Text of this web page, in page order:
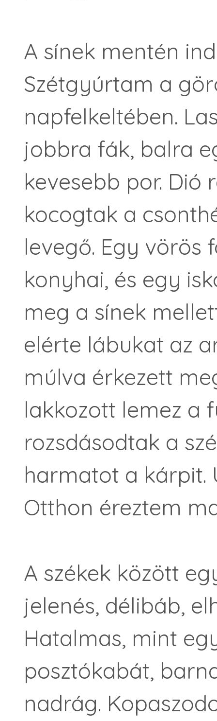
A sínek mentén
Szétgyúrtam a
napfelkeltében.
jobbra fák, balra
kevesebb por. Dió
kocogtak a
levegő. Egy vörös
konyhai, és egy
meg a sínek
elérte lábukat az
múlva érkezett
lakkozott lemez a
rozsdásodtak a
harmatot a kárpit.
Otthon éreztem
A székek között
jelenés, délibáb,
Hatalmas, mint
posztókabát,
nadrág.